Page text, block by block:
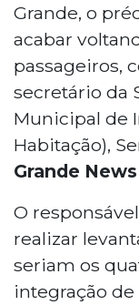
Grande, o
acabar
passageiros,
secretário da
Municipal de
Habitação),
Grande News
O
realizar
seriam os
integração